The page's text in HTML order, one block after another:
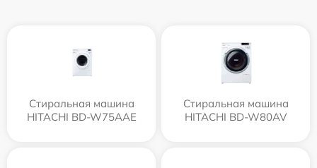
Стиральная машина
HITACHI BD-W75AAE
Стиральная машина
HITACHI BD-W80AV